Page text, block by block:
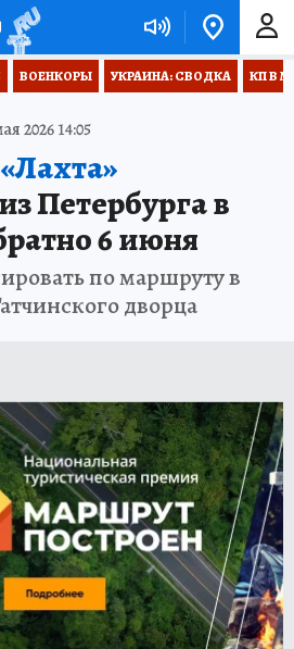
ВОЕНКОРЫ УКРАИНА: СВОДКА КП В
2026 14:05
Петербурга в
6 июня
по маршруту в
дворца